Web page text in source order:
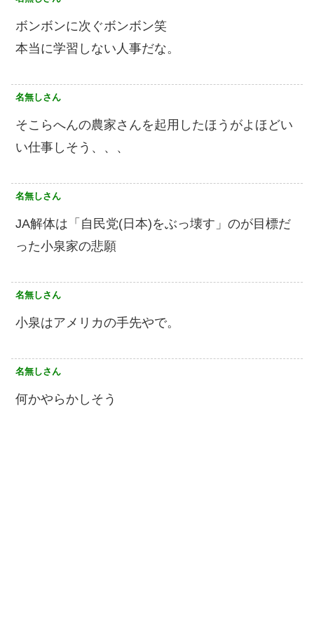
ボンボンに次ぐボンボン笑
本当に学習しない人事だな。
名無しさん
そこらへんの農家さんを起用したほうがよほどい
い仕事しそう、、、
名無しさん
JA解体は「自民党(日本)をぶっ壊す」のが目標だ
った小泉家の悲願
名無しさん
小泉はアメリカの手先やで。
名無しさん
何かやらかしそう